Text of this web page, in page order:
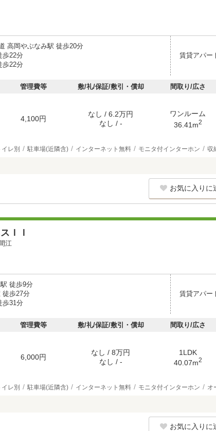
高岡やぶなみ駅 徒歩20分
歩22分
歩22分
賃貸アパー
管理費等 敷/礼/保証/敷引・償却 間取り/広さ
4,100円
なし / 6.2万円
なし / -
ワンルーム
36.41m2
レ別 駐車場(近隣含) インターネット無料 モニタ付インターホン 収
お気に入りに
ＩＩ
江
徒歩9分
徒歩27分
歩31分
賃貸アパー
管理費等 敷/礼/保証/敷引・償却 間取り/広さ
6,000円
なし / 8万円
なし / -
1LDK
40.07m2
レ別 駐車場(近隣含) インターネット無料 モニタ付インターホン オ
お気に入りに